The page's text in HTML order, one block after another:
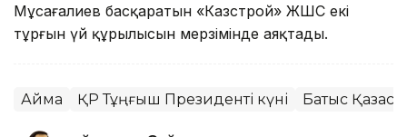
Мұсағалиев басқаратын «Казстрой» ЖШС екі
тұрғын үй құрылысын мерзімінде аяқтады.
Аймақ ҚР Тұңғыш Президенті күні Батыс